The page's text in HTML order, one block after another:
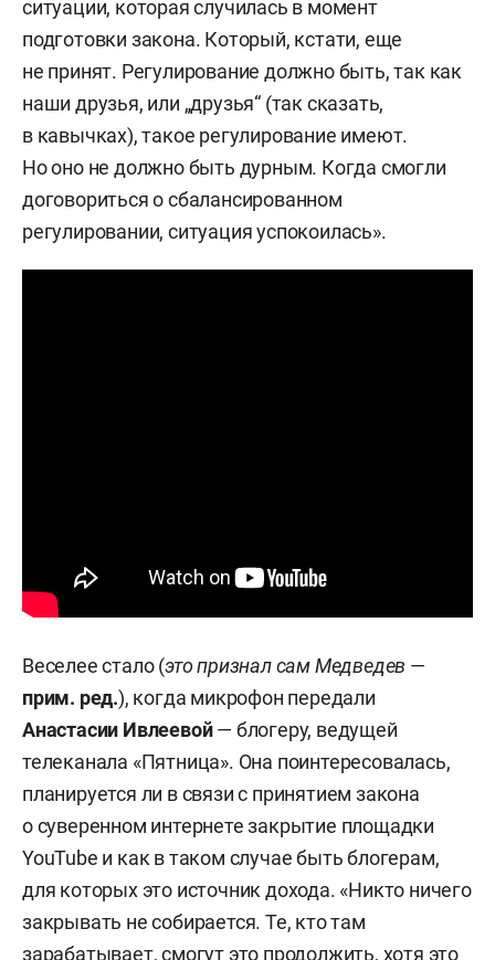
ситуации, которая случилась в момент
подготовки закона. Который, кстати, еще
не принят. Регулирование должно быть, так как
наши друзья, или „друзья“ (так сказать,
в кавычках), такое регулирование имеют.
Но оно не должно быть дурным. Когда смогли
договориться о сбалансированном
регулировании, ситуация успокоилась».
Веселее стало (это признал сам Медведев —
прим. ред.), когда микрофон передали
Анастасии Ивлеевой— блогеру, ведущей
телеканала «Пятница». Она поинтересовалась,
планируется ли в связи с принятием закона
о суверенном интернете закрытие площадки
YouTube и как в таком случае быть блогерам,
для которых это источник дохода. «Никто ничего
закрывать не собирается. Те, кто там
зарабатывает, смогут это продолжить, хотя это